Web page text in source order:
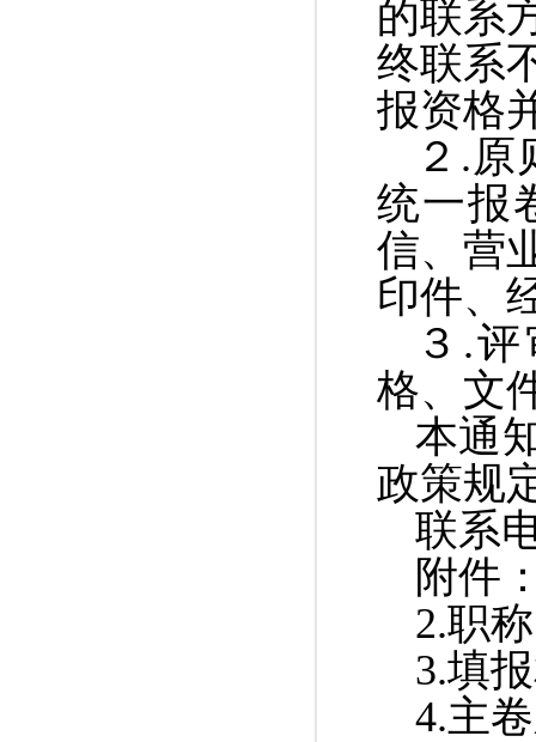
的联系
终联系
报资格
２ .原
统一报
信、营
印件、
３ .评
格、文
本通
政策规
联系
附件
2.职
3.填
4.主